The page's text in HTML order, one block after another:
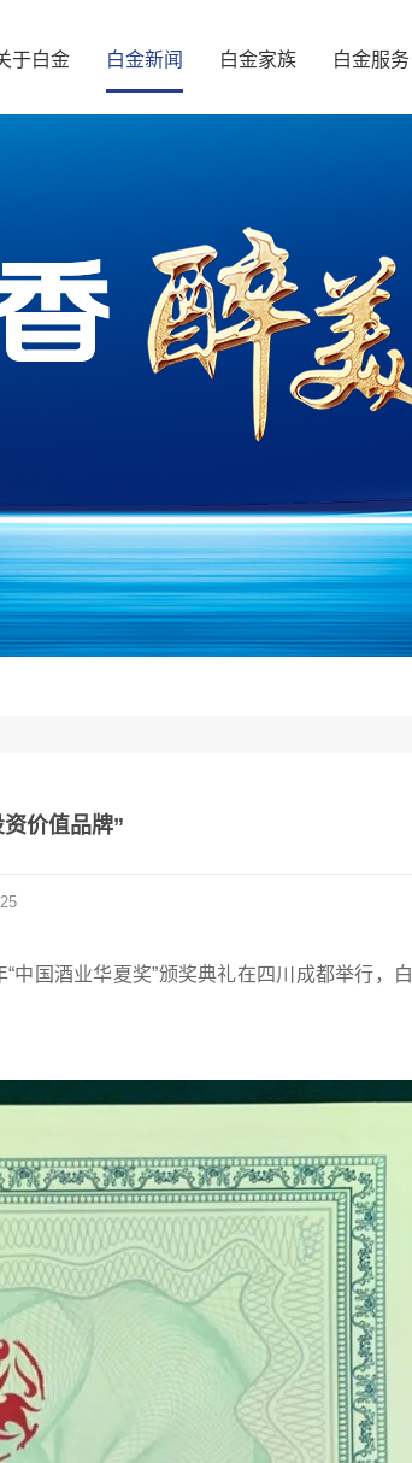
于白金 白金新闻 白金家族 白金服务
价值品牌”
国酒业华夏奖”颁奖典礼在四川成都举行，白